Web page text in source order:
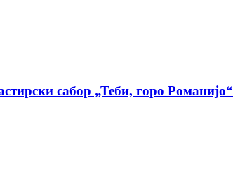
сабор „Теби, горо Романијо“